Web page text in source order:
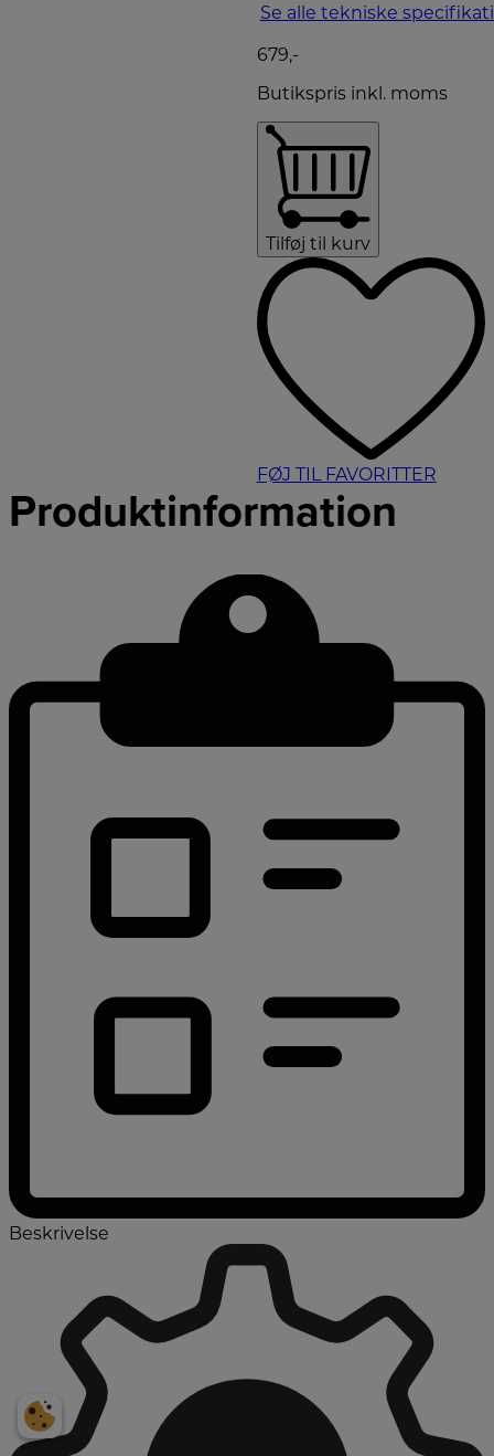
Se alle tekniske
679,-
Butikspris inkl. moms
Tilføj til kurv
FØJ TIL FAVORITTER
Produktinformation
Beskrivelse